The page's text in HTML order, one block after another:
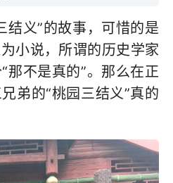
结义”的故事，可惜的是
小说，所谓的历史学家
那不是真的”。那么在正
弟的“桃园三结义”真的